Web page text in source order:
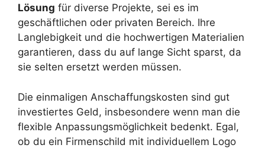
Lösung für diverse Projekte, sei es im
geschäftlichen oder privaten Bereich. Ihre
Langlebigkeit und die hochwertigen Materialien
garantieren, dass du auf lange Sicht sparst, da
sie selten ersetzt werden müssen.
Die einmaligen Anschaffungskosten sind gut
investiertes Geld, insbesondere wenn man die
flexible Anpassungsmöglichkeit bedenkt. Egal,
ob du ein Firmenschild mit individuellem Logo